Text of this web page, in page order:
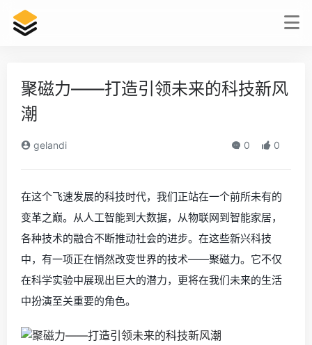
聚磁力——打造引领未来的科技新风
潮
gelandi 0 0
在这个飞速发展的科技时代，我们正站在一个前所未有的
变革之巅。从人工智能到大数据，从物联网到智能家居，
各种技术的融合不断推动社会的进步。在这些新兴科技
中，有一项正在悄然改变世界的技术——聚磁力。它不仅
在科学实验中展现出巨大的潜力，更将在我们未来的生活
中扮演至关重要的角色。